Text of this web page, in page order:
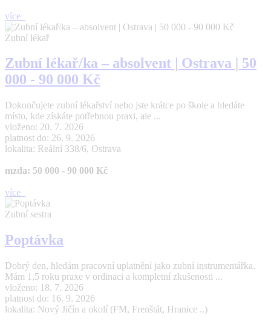
více
Zubní lékař
Zubní lékař/ka – absolvent | Ostrava | 50
000 - 90 000 Kč
Dokončujete zubní lékařství nebo jste krátce po škole a hledáte
místo, kde získáte potřebnou praxi, ale ...
vloženo: 20. 7. 2026
platnost do: 26. 9. 2026
lokalita: Reální 338/6, Ostrava
mzda: 50 000 - 90 000 Kč
více
Zubní sestra
Poptávka
Dobrý den, hledám pracovní uplatnění jako zubní instrumentářka.
Mám 1,5 roku praxe v ordinaci a kompletní zkušenosti ...
vloženo: 18. 7. 2026
platnost do: 16. 9. 2026
lokalita: Nový Jičín a okolí (FM, Frenštát, Hranice ..)